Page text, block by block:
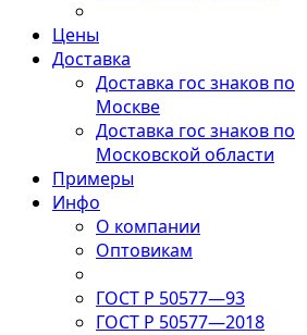
Цены
Доставка
Доставка гос знаков по
Москве
Доставка гос знаков по
Московской области
Примеры
Инфо
О компании
Оптовикам
ГОСТ Р 50577—93
ГОСТ Р 50577—2018